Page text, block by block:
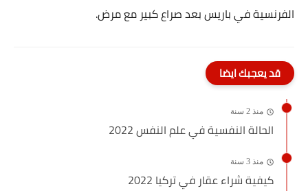
الفرنسية في باريس بعد صراع كبير مع مرض.
قد يعجبك ايضا
منذ 2 سنة
الحالة النفسية في علم النفس 2022
منذ 3 سنة
كيفية شراء عقار في تركيا 2022